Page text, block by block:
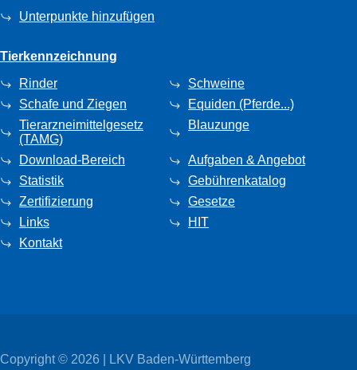
Unterpunkte hinzufügen
Tierkennzeichnung
Rinder
Schweine
Schafe und Ziegen
Equiden (Pferde...)
Tierarzneimittelgesetz
(TAMG)
Blauzunge
Download-Bereich
Aufgaben & Angebot
Statistik
Gebührenkatalog
Zertifizierung
Gesetze
Links
HIT
Kontakt
Copyright © 2026 | LKV Baden-Württemberg